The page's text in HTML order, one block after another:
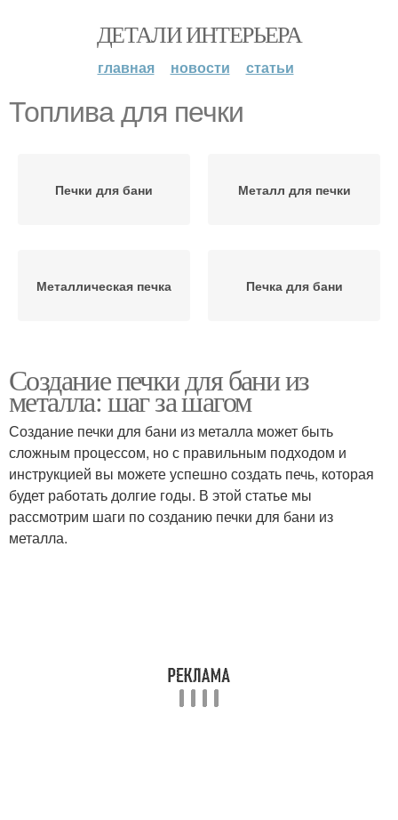
ДЕТАЛИ ИНТЕРЬЕРА
главная новости статьи
Топлива для печки
Печки для бани Металл для печки
Металлическая печка Печка для бани
Создание печки для бани из
металла: шаг за шагом
Создание печки для бани из металла может быть
сложным процессом, но с правильным подходом и
инструкцией вы можете успешно создать печь, которая
будет работать долгие годы. В этой статье мы
рассмотрим шаги по созданию печки для бани из
металла.